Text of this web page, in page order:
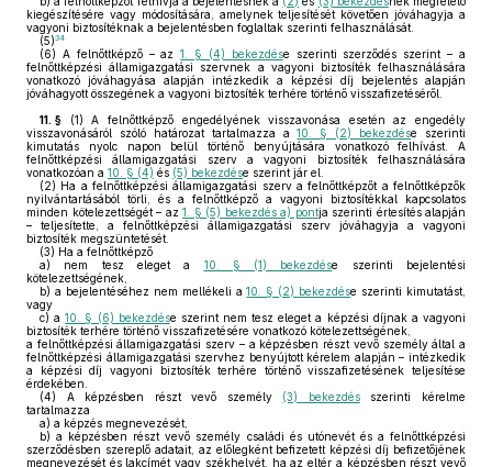
kiegészítésére vagy módosítására, amelynek teljesítését követően jóváhagyja a
vagyoni biztosítéknak a bejelentésben foglaltak szerinti felhasználását.
(5)34
(6) A felnőttképző – az1. § (4) bekezdése szerinti szerződés szerint – a
felnőttképzési államigazgatási szervnek a vagyoni biztosíték felhasználására
vonatkozó jóváhagyása alapján intézkedik a képzési díj bejelentés alapján
jóváhagyott összegének a vagyoni biztosíték terhére történő visszafizetéséről.
11. § (1) A felnőttképző engedélyének visszavonása esetén az engedély
visszavonásáról szóló határozat tartalmazza a10. § (2) bekezdése szerinti
kimutatás nyolc napon belül történő benyújtására vonatkozó felhívást. A
felnőttképzési államigazgatási szerv a vagyoni biztosíték felhasználására
vonatkozóan a 10. § (4) és (5) bekezdése szerint jár el.
(2) Ha a felnőttképzési államigazgatási szerv a felnőttképzőt a felnőttképzők
nyilvántartásából törli, és a felnőttképző a vagyoni biztosítékkal kapcsolatos
minden kötelezettségét – az 1. § (5) bekezdés a) pontja szerinti értesítés alapján
– teljesítette, a felnőttképzési államigazgatási szerv jóváhagyja a vagyoni
biztosíték megszüntetését.
(3) Ha a felnőttképző
a) nem tesz eleget a 10. § (1) bekezdése szerinti bejelentési
kötelezettségének,
b) a bejelentéséhez nem mellékeli a10. § (2) bekezdése szerinti kimutatást,
vagy
c) a10. § (6) bekezdése szerint nem tesz eleget a képzési díjnak a vagyoni
biztosíték terhére történő visszafizetésére vonatkozó kötelezettségének,
a felnőttképzési államigazgatási szerv – a képzésben részt vevő személy által a
felnőttképzési államigazgatási szervhez benyújtott kérelem alapján – intézkedik
a képzési díj vagyoni biztosíték terhére történő visszafizetésének teljesítése
érdekében.
(4) A képzésben részt vevő személy (3) bekezdésszerinti kérelme
tartalmazza
a) a képzés megnevezését,
b) a képzésben részt vevő személy családi és utónevét és a felnőttképzési
szerződésben szereplő adatait, az előlegként befizetett képzési díj befizetőjének
megnevezését és lakcímét vagy székhelyét, ha az eltér a képzésben részt vevő